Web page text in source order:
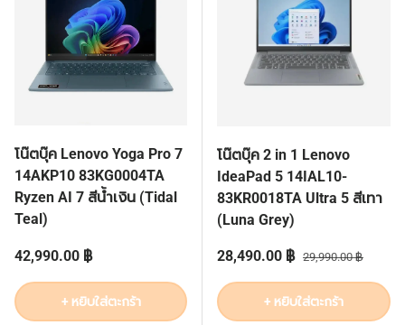
โน๊ตบุ๊ค Lenovo Yoga Pro 7
14AKP10 83KG0004TA
Ryzen AI 7 สีน้ำเงิน (Tidal
Teal)
ราคาปกติ
42,990.00 ฿
+ หยิบใส่ตะกร้า
โน๊ตบุ๊ค 2 in 1 Lenovo
IdeaPad 5 14IAL10-
83KR0018TA Ultra 5 สีเทา
(Luna Grey)
ราคาส่วนลด
28,490.00 ฿ ราคาปกติ
29,990.00 ฿
+ หยิบใส่ตะกร้า